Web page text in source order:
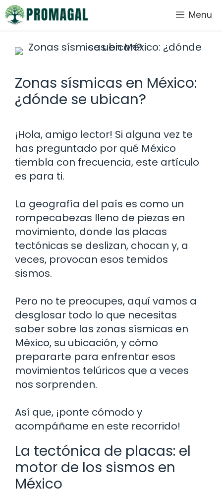
Saltar
al
Menu
Zonas sísmicas en México:
¿dónde se ubican?
¡Hola, amigo lector! Si alguna vez te
has preguntado por qué México
tiembla con frecuencia, este artículo
es para ti.
La geografía del país es como un
rompecabezas lleno de piezas en
movimiento, donde las placas
tectónicas se deslizan, chocan y, a
veces, provocan esos temidos
sismos.
Pero no te preocupes, aquí vamos a
desglosar todo lo que necesitas
saber sobre las zonas sísmicas en
México, su ubicación, y cómo
prepararte para enfrentar esos
movimientos telúricos que a veces
nos sorprenden.
Así que, ¡ponte cómodo y
acompáñame en este recorrido!
La tectónica de placas: el
motor de los sismos en
México